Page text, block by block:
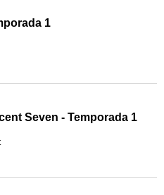
1
Seven - Temporada 1